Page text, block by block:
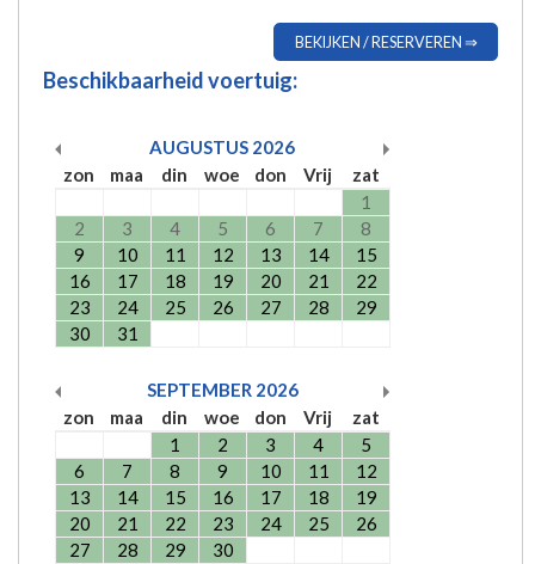
BEKIJKEN / RESERVEREN ⇒
Beschikbaarheid voertuig:
AUGUSTUS 2026
zon
maa din woe don Vrij
zat
1
2
3 4 5 6 7
8
9
10 11 12 13 14
15
16
17 18 19 20 21
22
23
24 25 26 27 28
29
30
31
SEPTEMBER 2026
zon
maa din woe don Vrij
zat
1
2 3 4
5
6
7 8 9 10 11
12
13
14 15 16 17 18
19
20
21 22 23 24 25
26
27
28 29 30